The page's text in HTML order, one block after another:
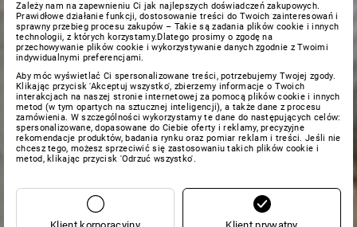
Zależy nam na zapewnieniu Ci jak najlepszych doświadczeń zakupowych.
Prawidłowe działanie funkcji, dostosowanie treści do Twoich zainteresowań i
sprawny przebieg procesu zakupów – Takie są zadania plików cookie i innych
technologii, z których korzystamy.Dlatego prosimy o zgodę na
przechowywanie plików cookie i wykorzystywanie danych zgodnie z Twoimi
indywidualnymi preferencjami.
Aby móc wyświetlać Ci spersonalizowane treści, potrzebujemy Twojej zgody.
Klikając przycisk 'Akceptuj wszystko', zbierzemy informacje o Twoich
interakcjach na naszej stronie internetowej za pomocą plików cookie i innych
metod (w tym opartych na sztucznej inteligencji), a także dane z procesu
zamówienia. W szczególności wykorzystamy te dane do następujących celów:
spersonalizowane, dopasowane do Ciebie oferty i reklamy, precyzyjne
rekomendacje produktów, badania rynku oraz pomiar reklam i treści. Jeśli nie
chcesz tego, możesz sprzeciwić się zastosowaniu takich plików cookie i
metod, klikając przycisk 'Odrzuć wszystko'.